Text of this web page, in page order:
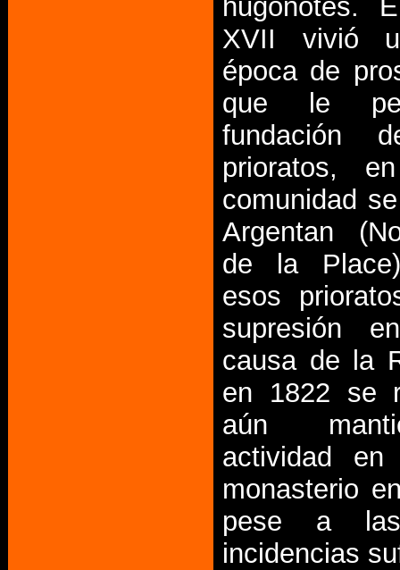
hugonotes.
XVII vivió
época de
que le
fundación
prioratos,
comunidad
Argentan
de la
esos
supresión
causa de la
en 1822 se
aún
actividad
monasterio
pese a
incidencias